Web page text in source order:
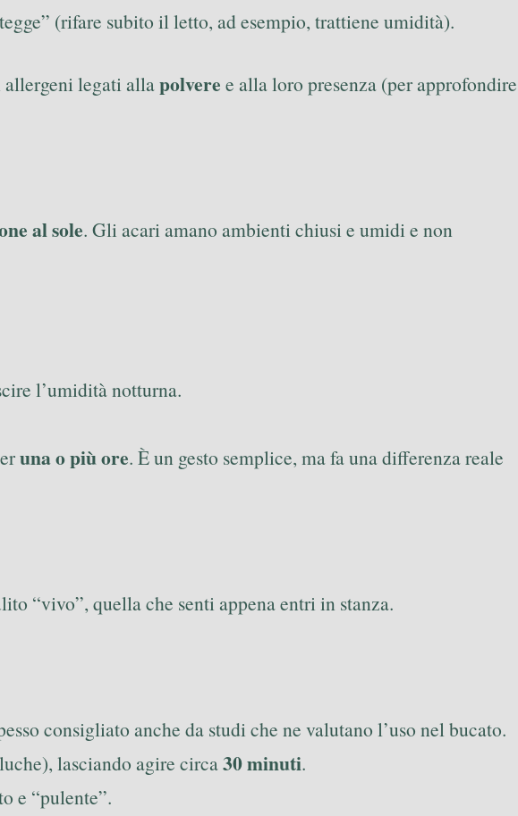
(rifare subito il letto, ad esempio, trattiene umidità).
allergeni legati allapolvere e alla loro presenza (per approfondire
al sole. Gli acari amano ambienti chiusi e umidi e non
l’umidità notturna.
una o più ore. È un gesto semplice, ma fa una differenza reale
“vivo”, quella che senti appena entri in stanza.
consigliato anche da studi che ne valutano l’uso nel bucato.
lasciando agire circa30 minuti.
e “pulente”.